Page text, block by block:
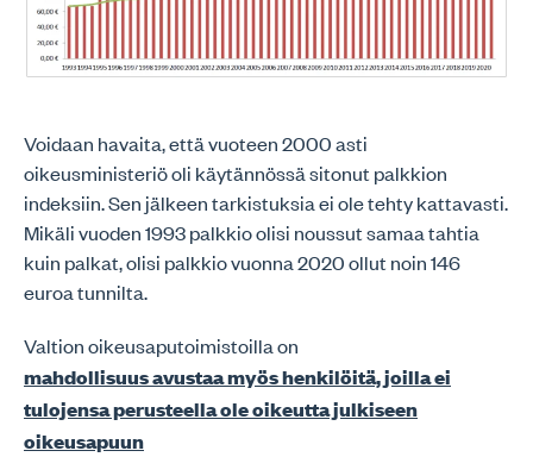
Voidaan havaita, että vuoteen 2000 asti
oikeusministeriö oli käytännössä sitonut palkkion
indeksiin. Sen jälkeen tarkistuksia ei ole tehty kattavasti.
Mikäli vuoden 1993 palkkio olisi noussut samaa tahtia
kuin palkat, olisi palkkio vuonna 2020 ollut noin 146
euroa tunnilta.
Valtion oikeusaputoimistoilla on
mahdollisuus avustaa myös henkilöitä, joilla ei
tulojensa perusteella ole oikeutta julkiseen
oikeusapuun